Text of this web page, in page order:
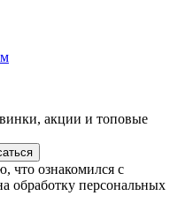
акции и топовые
что ознакомился с
обработку персональных